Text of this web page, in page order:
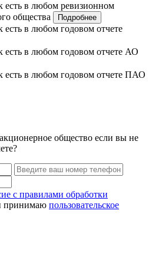
есть в любом ревизионном
общества
Подробнее
в любом годовом отчете
есть в любом годовом отчете АО
есть в любом годовом отчете ПАО
общество если вы не
с правилами обработки
принимаю пользовательское